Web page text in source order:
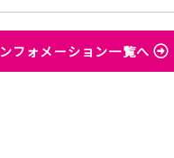
フォメーション一覧へ